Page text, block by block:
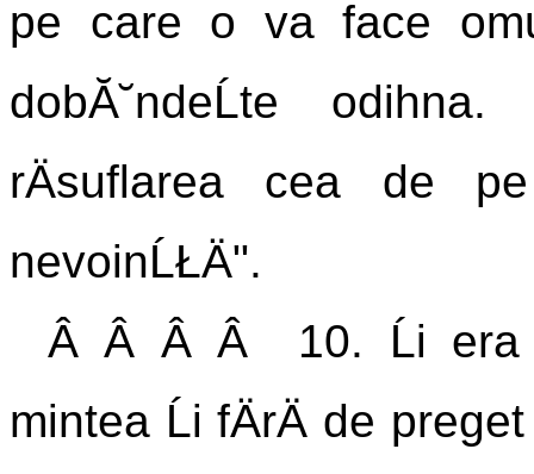
pe care o va face
dobĂ˘ndeĹte
rÄsuflarea cea de
nevoinĹŁÄ".
Â Â Â Â 10. Ĺi era
mintea Ĺi fÄrÄ de